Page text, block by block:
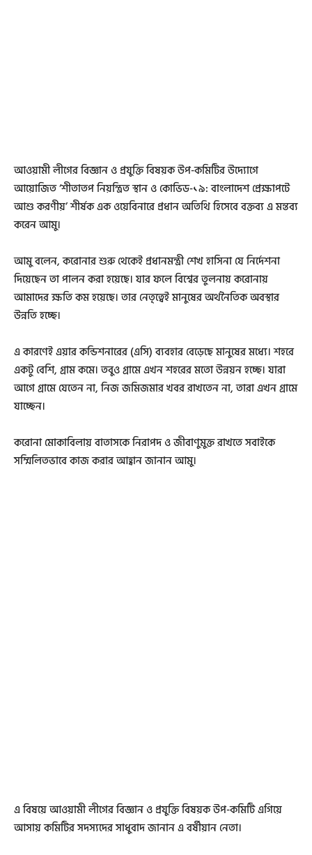
আওয়ামী লীগের বিজ্ঞান ও প্রযুক্তি বিষয়ক উপ-কমিটির উদ্যোগে
আয়োজিত ‘শীতাতপ নিয়ন্ত্রিত স্থান ও কোভিড-১৯: বাংলাদেশ প্রেক্ষাপটে
আশু করণীয়’ শীর্ষক এক ওয়েবিনারে প্রধান অতিথি হিসেবে বক্তব্য এ মন্তব্য
করেন আমু।
আমু বলেন, করোনার শুরু থেকেই প্রধানমন্ত্রী শেখ হাসিনা যে নির্দেশনা
দিয়েছেন তা পালন করা হয়েছে। যার ফলে বিশ্বের তুলনায় করোনায়
আমাদের ক্ষতি কম হয়েছে। তার নেতৃত্বেই মানুষের অর্থনৈতিক অবস্থার
উন্নতি হচ্ছে।
এ কারণেই এয়ার কন্ডিশনারের (এসি) ব্যবহার বেড়েছে মানুষের মধ্যে। শহরে
একটু বেশি, গ্রাম কমে। তবুও গ্রামে এখন শহরের মতো উন্নয়ন হচ্ছে। যারা
আগে গ্রামে যেতেন না, নিজ জমিজমার খবর রাখতেন না, তারা এখন গ্রামে
যাচ্ছেন।
করোনা মোকাবিলায় বাতাসকে নিরাপদ ও জীবাণুমুক্ত রাখতে সবাইকে
সম্মিলিতভাবে কাজ করার আহ্বান জানান আমু।
এ বিষয়ে আওয়ামী লীগের বিজ্ঞান ও প্রযুক্তি বিষয়ক উপ-কমিটি এগিয়ে
আসায় কমিটির সদস্যদের সাধুবাদ জানান এ বর্ষীয়ান নেতা।